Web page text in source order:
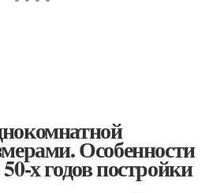
Особенности
х годов постройки